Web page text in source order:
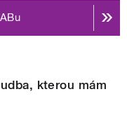
kterou mám